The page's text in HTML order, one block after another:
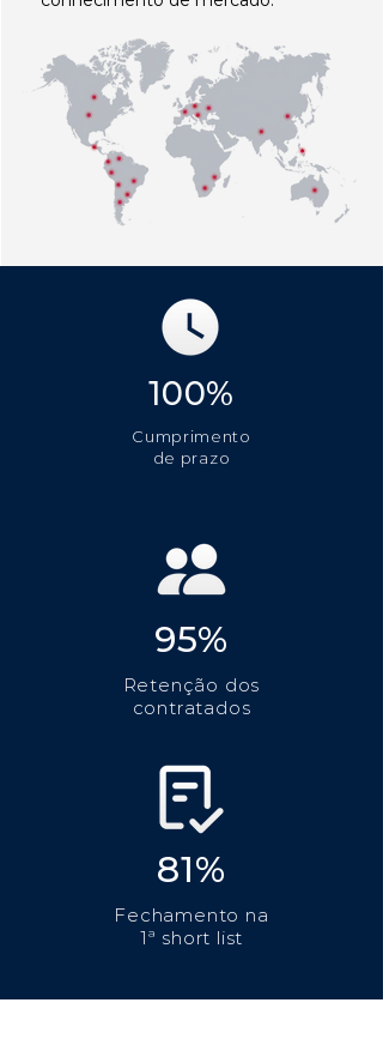
100%
Cumprimento
de prazo
95%
Retenção dos
contratados
81%
Fechamento na
1ª short list